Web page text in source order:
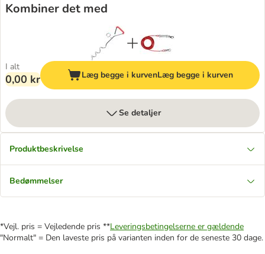
Kombiner det med
I alt
0,00 kr Læg begge i kurvenLæg begge i kurven
Se detaljer
Produktbeskrivelse
Bedømmelser
*Vejl. pris = Vejledende pris **Leveringsbetingelserne er gældende
"Normalt" = Den laveste pris på varianten inden for de seneste 30 dage.